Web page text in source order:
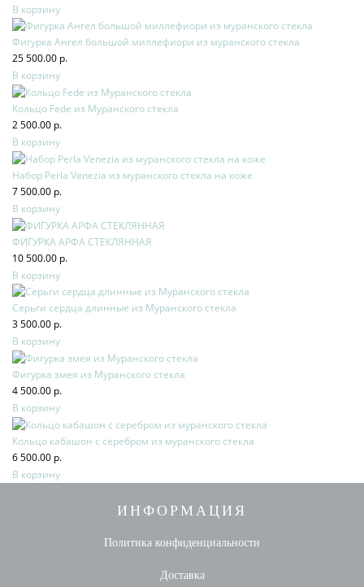
В корзину
Фигурка Ангел большой миллефиори из муранского стекла
25 500.00 р.
В корзину
Кольцо Fede из Муранского стекла
2 500.00 р.
В корзину
Набор Perla Venezia из муранского стекла на коже
7 500.00 р.
В корзину
ФИГУРКА АРФА СТЕКЛЯННАЯ
10 500.00 р.
В корзину
Серьги сердца длинные из Муранского стекла
3 500.00 р.
В корзину
Фигурка змея из Муранского стекла
4 500.00 р.
В корзину
Кольцо кабашон с серебром из муранского стекла
6 500.00 р.
В корзину
ИНФОРМАЦИЯ
Политика конфиденциальности
Доставка